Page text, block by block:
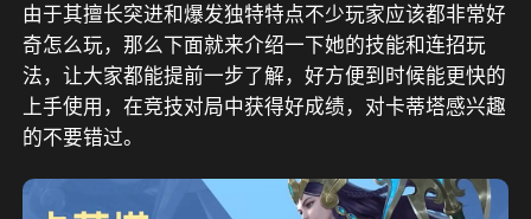
由于其擅长突进和爆发独特特点不少玩家应该都非常好
奇怎么玩，那么下面就来介绍一下她的技能和连招玩
法，让大家都能提前一步了解，好方便到时候能更快的
上手使用，在竞技对局中获得好成绩，对卡蒂塔感兴趣
的不要错过。